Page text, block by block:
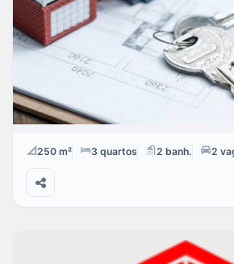
VENDA
Comuna 10 El Rocío
250 m² 3 quartos 2 banh. 2